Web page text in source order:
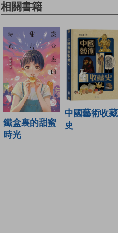
相關書籍
鐵盒裏的甜蜜
時光
中國藝術收藏
史